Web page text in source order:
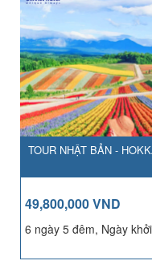
TOUR NHẬT BẢN -
49,800,000 VND
6 ngày 5 đêm, Ngày